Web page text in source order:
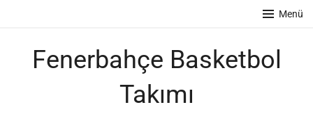
Menü
Fenerbahçe Basketbol
Takımı